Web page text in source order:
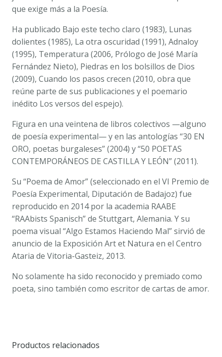
que exige más a la Poesía.
Ha publicado Bajo este techo claro (1983), Lunas
dolientes (1985), La otra oscuridad (1991), Adnaloy
(1995), Temperatura (2006, Prólogo de José María
Fernández Nieto), Piedras en los bolsillos de Dios
(2009), Cuando los pasos crecen (2010, obra que
reúne parte de sus publicaciones y el poemario
inédito Los versos del espejo).
Figura en una veintena de libros colectivos —alguno
de poesía experimental— y en las antologías “30 EN
ORO, poetas burgaleses” (2004) y “50 POETAS
CONTEMPORÁNEOS DE CASTILLA Y LEÓN” (2011).
Su “Poema de Amor”(seleccionado en el VI Premio de
Poesía Experimental, Diputación de Badajoz) fue
reproducido en 2014 por la academia RAABE
“RAAbists Spanisch” de Stuttgart, Alemania. Y su
poema visual “Algo Estamos Haciendo Mal”sirvió de
anuncio de la Exposición Art et Natura en el Centro
Ataria de Vitoria-Gasteiz, 2013.
No solamente ha sido reconocido y premiado como
poeta, sino también como escritor de cartas de amor.
Productos relacionados